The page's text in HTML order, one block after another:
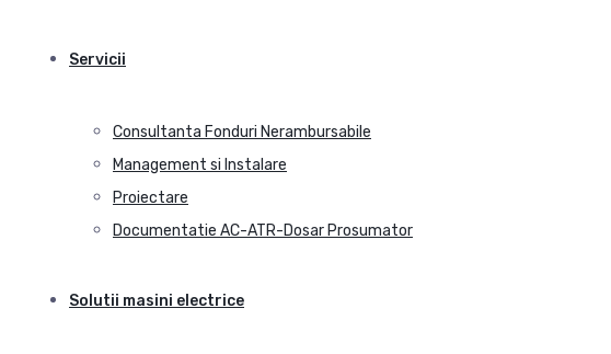
Servicii
Consultanta Fonduri Nerambursabile
Management si Instalare
Proiectare
Documentatie AC-ATR-Dosar Prosumator
Solutii masini electrice